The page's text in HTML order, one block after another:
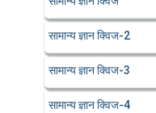
सामान्य ज्ञान क्विज-2
सामान्य ज्ञान क्विज-3
सामान्य ज्ञान क्विज-4